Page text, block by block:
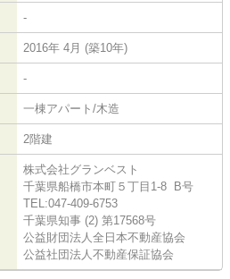
-
2016年 4月 (築10年)
-
一棟アパート/木造
2階建
株式会社グランベスト
千葉県船橋市本町５丁目1-8 B号
TEL:047-409-6753
千葉県知事 (2) 第17568号
公益財団法人全日本不動産協会
公益社団法人不動産保証協会